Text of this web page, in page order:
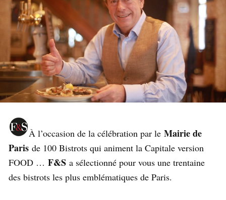
À l’occasion de la célébration par le Mairie de
Paris de 100 Bistrots qui animent la Capitale version
FOOD … F&S a sélectionné pour vous une trentaine
des bistrots les plus emblématiques de Paris.